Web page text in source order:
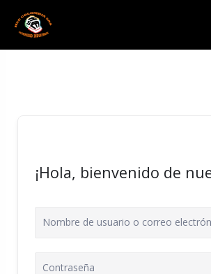
contenido
¡Hola, bienvenido de